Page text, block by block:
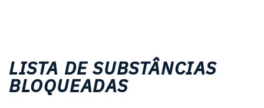
LISTA DE SUBSTÂNCIAS
BLOQUEADAS